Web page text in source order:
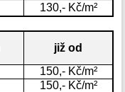
130,- Kč/m²
již od
150,- Kč/m²
150,- Kč/m²